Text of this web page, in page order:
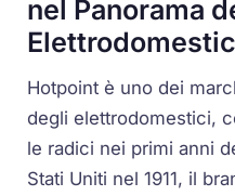
nel Panorama
Hotpoint è uno dei
degli elettrodomestici,
le radici nei primi anni
Stati Uniti nel 1911, il